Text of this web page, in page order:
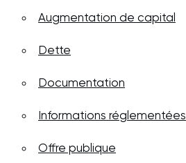
Augmentation de capital
Dette
Documentation
Informations réglementées
Offre publique